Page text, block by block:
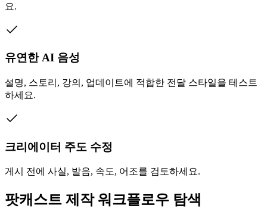
요.
유연한 AI 음성
설명, 스토리, 강의, 업데이트에 적합한 전달 스타일을 테스트
하세요.
크리에이터 주도 수정
게시 전에 사실, 발음, 속도, 어조를 검토하세요.
팟캐스트 제작 워크플로우 탐색